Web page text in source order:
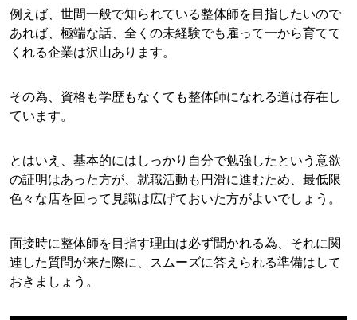
例えば、世間一般で知られている整体師を目指したいので
あれば、極端な話、全くの未経験でも雇って一から育てて
くれる企業は沢山あります。
その為、資格も学歴もなくても整体師になれる道は存在し
ています。
とはいえ、基本的にはしっかり自分で勉強したという意欲
の証明はあった方が、就職活動も円滑に進むため、最低限
色々な店を回って見識は広げておいた方がよいでしょう。
面接時に整体師を目指す理由は必ず聞かれる為、それに関
連した質問が来た際に、スムーズに答えられる準備はして
おきましょう。